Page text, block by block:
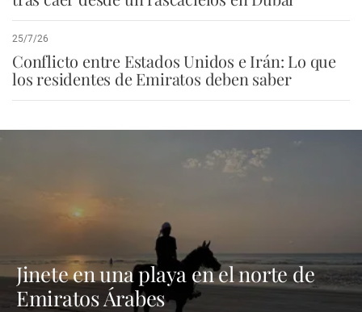
25/7/26
Conflicto entre Estados Unidos e Irán: Lo que
los residentes de Emiratos deben saber
Jinete en una playa en el norte de
Emiratos Árabes